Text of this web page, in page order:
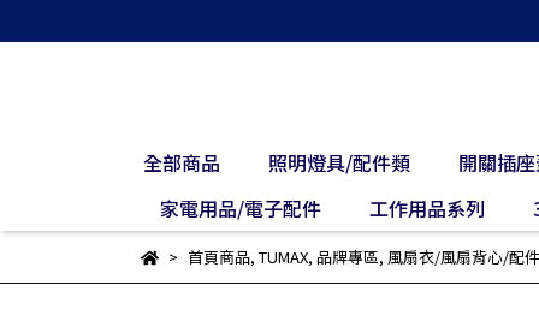
全部商品 照明燈具/配件類
開關插
家電用品/電子配件
工作用品系列
首頁商品, TUMAX, 品牌專區, 風扇衣/風扇背心/配件